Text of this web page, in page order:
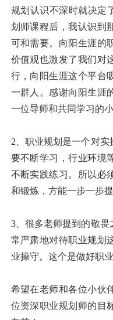
规划认识不深时就决定
划师课程后，我认识到
可和需要。向阳生涯的
价值观也激发了我们对
行，向阳生涯这个平台
一群人。感谢向阳生涯
一位导师和共同学习的
2、职业规划是一个对
要不断学习，行业环境
不断实践练习。所以必
和锻炼，方能一步一步提
3、很多老师提到的敬
常严肃地对待职业规划
业操守。这个是做好职
希望在老师和各位小伙
位资深职业规划师的目